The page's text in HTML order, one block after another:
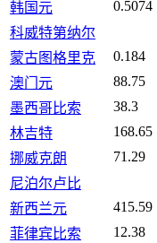
韩国元 0.5074
科威特第纳尔
蒙古图格里克
0.184
澳门元
88.75
墨西哥比索
38.3
林吉特
168.65
挪威克朗
71.29
尼泊尔卢比
新西兰元
415.59
菲律宾比索
12.38